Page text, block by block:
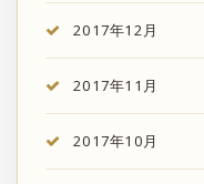
2017年12月
2017年11月
2017年10月